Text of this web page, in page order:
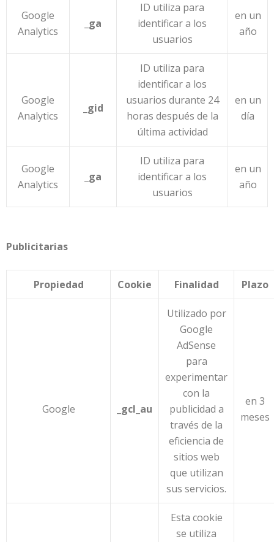
Google
Analytics
_ga
ID utiliza para
identificar a los
usuarios
en un
año
Google
Analytics
_gid
ID utiliza para
identificar a los
usuarios durante 24
horas después de la
última actividad
en un
día
Google
Analytics
_ga
ID utiliza para
identificar a los
usuarios
en un
año
Publicitarias
Propiedad Cookie Finalidad Plazo
Google _gcl_au
Utilizado por
Google
AdSense
para
experimentar
con la
publicidad a
través de la
eficiencia de
sitios web
que utilizan
sus servicios.
en 3
meses
Esta cookie
se utiliza